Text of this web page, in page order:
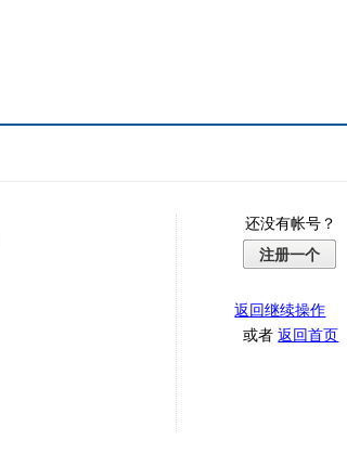
还没有帐号？
注册一个
返回继续操作
或者返回首页